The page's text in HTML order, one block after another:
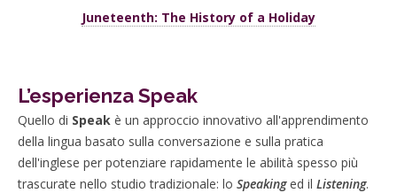
Juneteenth: The History of a Holiday
L’esperienza Speak
Quello di Speak è un approccio innovativo all'apprendimento
della lingua basato sulla conversazione e sulla pratica
dell'inglese per potenziare rapidamente le abilità spesso più
trascurate nello studio tradizionale: lo Speakinged il Listening.